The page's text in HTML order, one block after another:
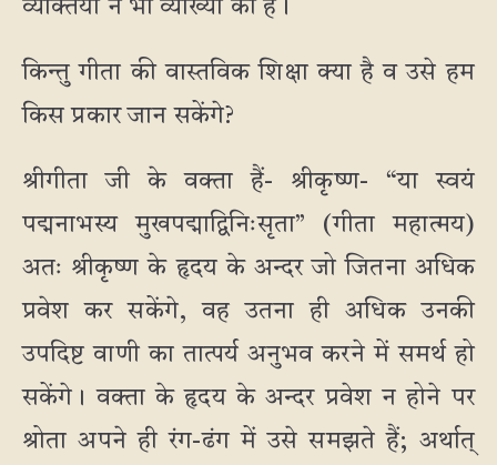
व्यक्तियों ने भी व्याख्या की है।
किन्तु गीता की वास्तविक शिक्षा क्या है व उसे हम
किस प्रकार जान सकेंगे?
श्रीगीता जी के वक्ता हैं- श्रीकृष्ण- “या स्वयं
पद्मनाभस्य मुखपद्माद्विनिःसृता” (गीता महात्मय)
अतः श्रीकृष्ण के हृदय के अन्दर जो जितना अधिक
प्रवेश कर सकेंगे, वह उतना ही अधिक उनकी
उपदिष्ट वाणी का तात्पर्य अनुभव करने में समर्थ हो
सकेंगे। वक्ता के हृदय के अन्दर प्रवेश न होने पर
श्रोता अपने ही रंग-ढंग में उसे समझते हैं; अर्थात्